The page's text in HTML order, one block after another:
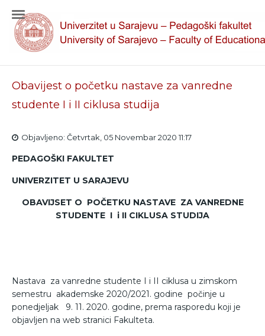
Obavijest o početku nastave za vanredne
studente I i II ciklusa studija
Objavljeno: Četvrtak, 05 Novembar 2020 11:17
PEDAGOŠKI FAKULTET
UNIVERZITET U SARAJEVU
OBAVIJSET O POČETKU NASTAVE ZA VANREDNE
STUDENTE I i II CIKLUSA STUDIJA
Nastava za vanredne studente I i II ciklusa u zimskom
semestru akademske 2020/2021. godine počinje u
ponedjeljak 9. 11. 2020. godine, prema rasporedu koji je
objavljen na web stranici Fakulteta.